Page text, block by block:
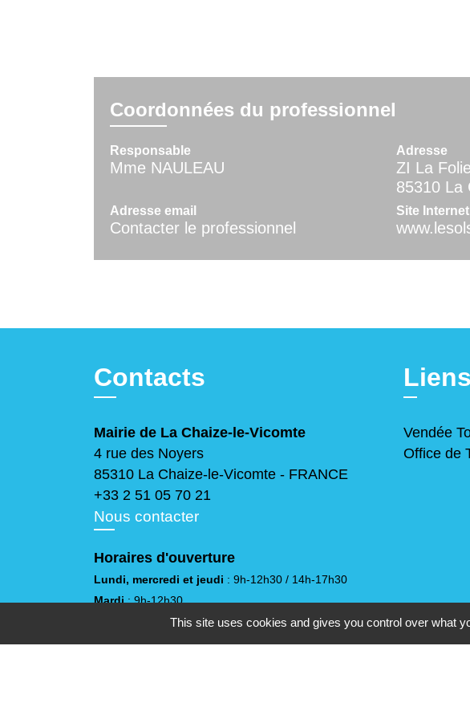
Coordonnées du professionnel
Responsable
Mme NAULEAU
Adresse
ZI La
85310 La
Adresse email
Contacter le professionnel
Site Internet
Contacts
Mairie de La Chaize-le-Vicomte
4 rue des Noyers
85310 La Chaize-le-Vicomte - FRANCE
+33 2 51 05 70 21
Nous contacter
Horaires d'ouverture
Lundi, mercredi et jeudi : 9h-12h30 / 14h-17h30
Mardi: 9h-12h30
: 9h-12h30 / 14h-17h
Samedi(sauf juillet et août): 10h-12h
Liens
Vendée
Office de
This site uses cookies and gives you control over what